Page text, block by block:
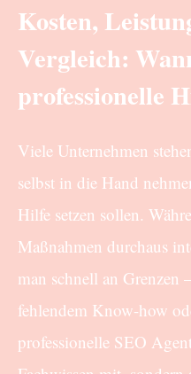
Kosten,
Vergleich:
professionelle
Viele Unternehmen
selbst in die Hand
Hilfe setzen sollen.
Maßnahmen durchaus
man schnell an Grenzen
fehlendem Know-how
professionelle SEO